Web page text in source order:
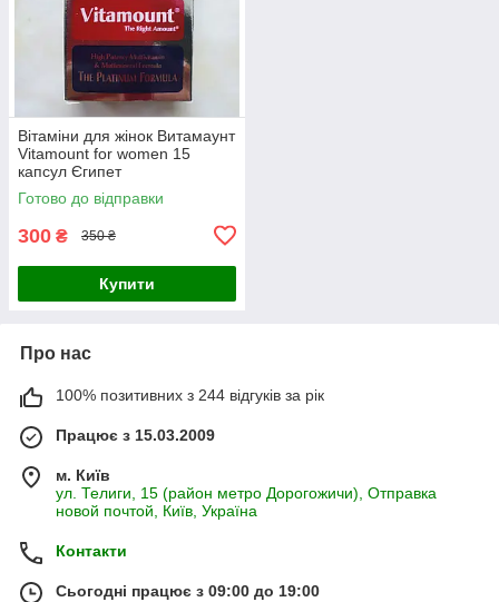
Вітаміни для жінок Витамаунт
Vitamount for women 15
капсул Єгипет
Готово до відправки
300 ₴ 350 ₴
Купити
Про нас
100% позитивних з 244 відгуків за рік
Працює з 15.03.2009
м. Київ
ул. Телиги, 15 (район метро Дорогожичи), Отправка
новой почтой, Київ, Україна
Контакти
Сьогодні працює з 09:00 до 19:00